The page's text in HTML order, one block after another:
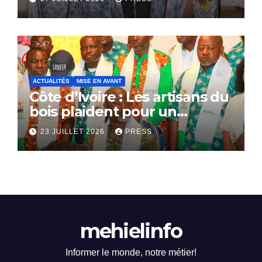
ACTUALITÉS MISE EN AVANT
Côte d’Ivoire : Les artisans du
bois plaident pour un
dialogue national
23 JUILLET 2026 PRESS
mehielinfo
Informer le monde, notre métier!